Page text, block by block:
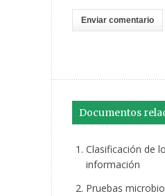
Documentos
Clasificación de
información
Pruebas